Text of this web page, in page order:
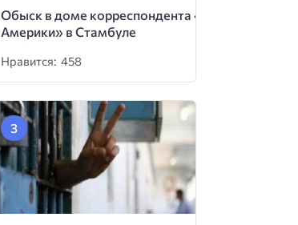
Обыск в доме корреспондента «Голоса
Америки» в Стамбуле
Нравится: 458